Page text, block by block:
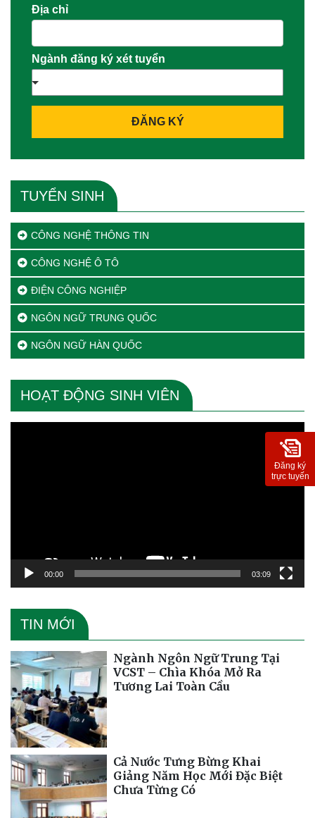
Địa chỉ
Ngành đăng ký xét tuyển
ĐĂNG KÝ
TUYỂN SINH
CÔNG NGHỆ THÔNG TIN
CÔNG NGHỆ Ô TÔ
ĐIỆN CÔNG NGHIỆP
NGÔN NGỮ TRUNG QUỐC
NGÔN NGỮ HÀN QUỐC
HOẠT ĐỘNG SINH VIÊN
00:00 03:09
TIN MỚI
Ngành Ngôn Ngữ Trung Tại
VCST – Chìa Khóa Mở Ra
Tương Lai Toàn Cầu
Cả Nước Tưng Bừng Khai
Giảng Năm Học Mới Đặc Biệt
Chưa Từng Có
Đăng ký
trực tuyến